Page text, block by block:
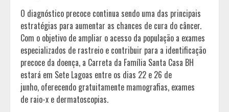
O diagnóstico precoce continua sendo uma das principais
estratégias para aumentar as chances de cura do câncer.
Com o objetivo de ampliar o acesso da população a exames
especializados de rastreio e contribuir para a identificação
precoce da doença, a Carreta da Família Santa Casa BH
estará em Sete Lagoas entre os dias 22 e 26 de
junho, oferecendo gratuitamente mamografias, exames
de raio-x e dermatoscopias.